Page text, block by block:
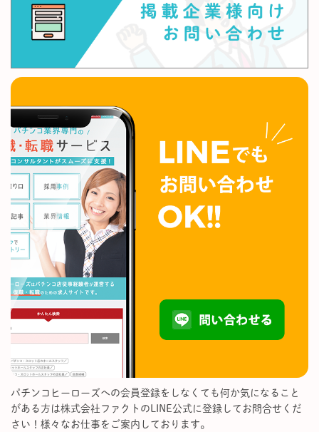
パチンコヒーローズへの会員登録をしなくても何か気になること
がある方は株式会社ファクトのLINE公式に登録してお問合せくだ
さい！様々なお仕事をご案内しております。